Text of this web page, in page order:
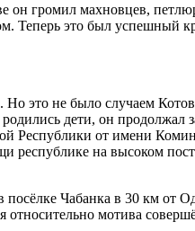
он громил махновцев,
Теперь это был успешный
это не было случаем
дети, он продолжал
Республики от имени
республике на высоком
Чабанка в 30 км от
мотива